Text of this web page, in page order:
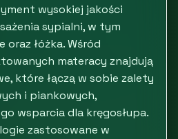
wysokiej jakości
sypialni, w tym
łóżka. Wśród
materacy znajdują
które łączą w sobie zalety
i piankowych,
wsparcia dla kręgosłupa.
zastosowane w